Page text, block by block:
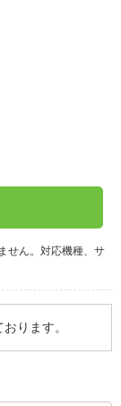
せん。対応機種、サ
ります。